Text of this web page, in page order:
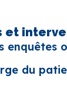
et
enquêtes
du